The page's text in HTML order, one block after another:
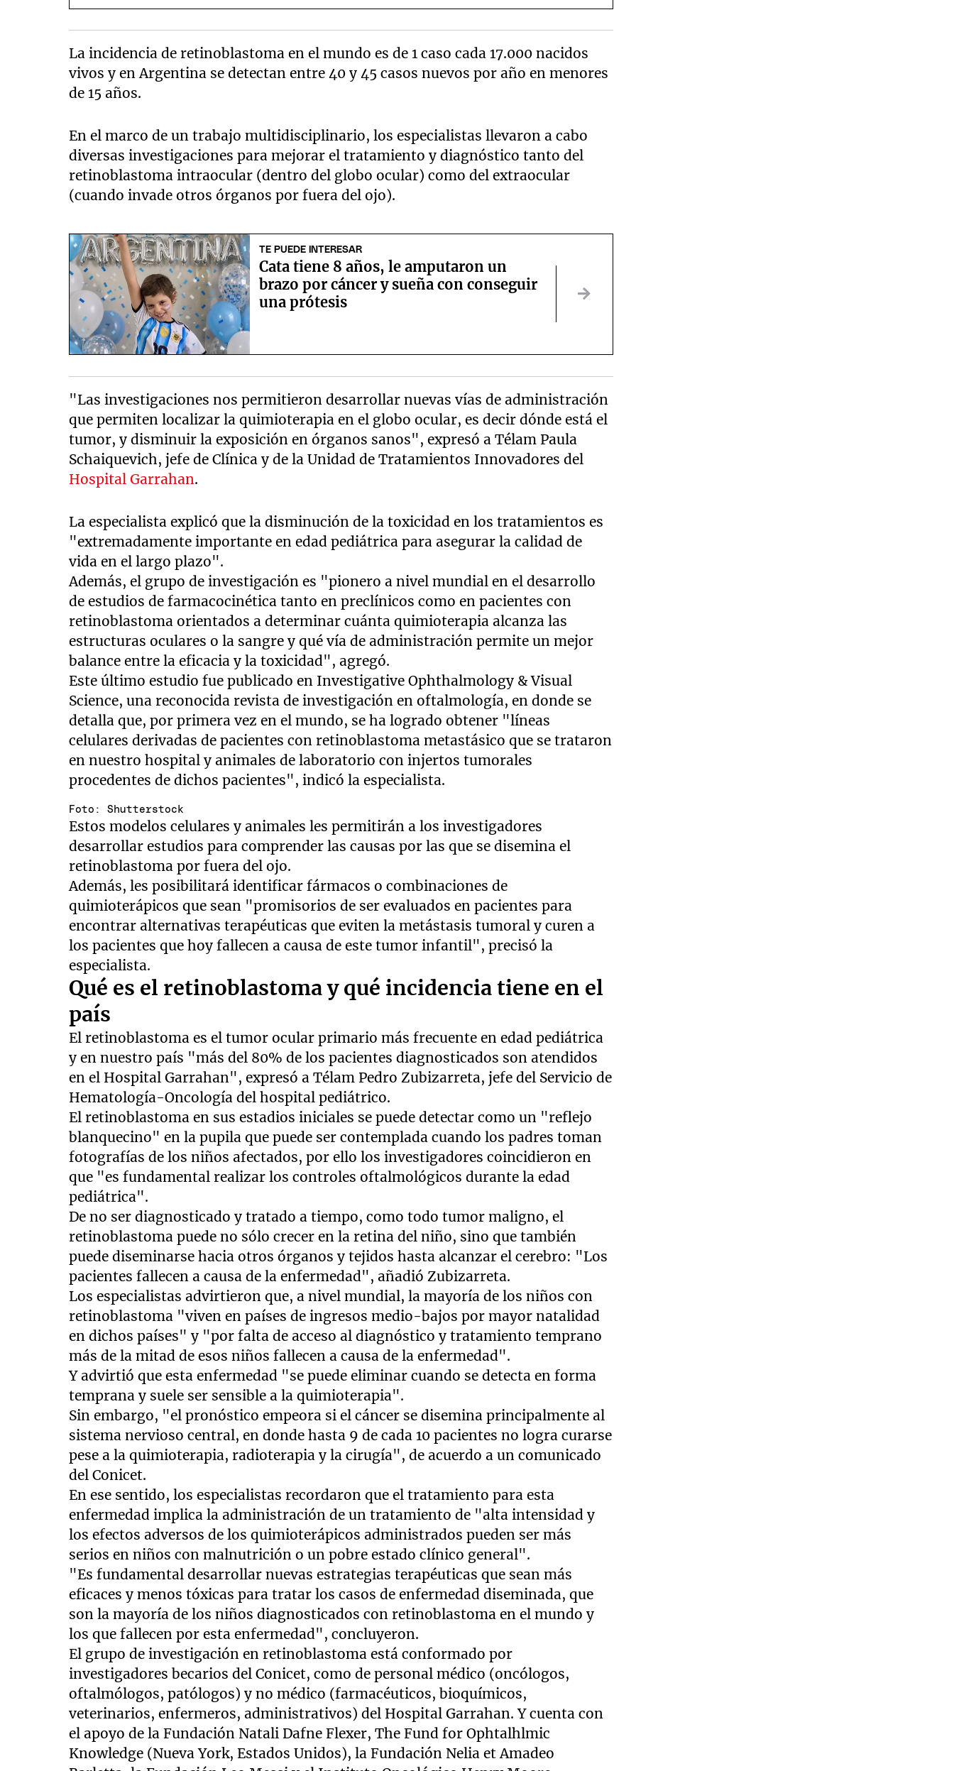
La incidencia de retinoblastoma en el mundo es de 1 caso cada 17.000 nacidos
vivos y en Argentina se detectan entre 40 y 45 casos nuevos por año en menores
de 15 años.
En el marco de un trabajo multidisciplinario, los especialistas llevaron a cabo
diversas investigaciones para mejorar el tratamiento y diagnóstico tanto del
retinoblastoma intraocular (dentro del globo ocular) como del extraocular
(cuando invade otros órganos por fuera del ojo).
TE PUEDE INTERESAR
Cata tiene 8 años, le amputaron un
brazo por cáncer y sueña con conseguir
una prótesis
"Las investigaciones nos permitieron desarrollar nuevas vías de administración
que permiten localizar la quimioterapia en el globo ocular, es decir dónde está el
tumor, y disminuir la exposición en órganos sanos", expresó a Télam Paula
Schaiquevich, jefe de Clínica y de la Unidad de Tratamientos Innovadores del
Hospital Garrahan.
La especialista explicó que la disminución de la toxicidad en los tratamientos es
"extremadamente importante en edad pediátrica para asegurar la calidad de
vida en el largo plazo".
Además, el grupo de investigación es "pionero a nivel mundial en el desarrollo
de estudios de farmacocinética tanto en preclínicos como en pacientes con
retinoblastoma orientados a determinar cuánta quimioterapia alcanza las
estructuras oculares o la sangre y qué vía de administración permite un mejor
balance entre la eficacia y la toxicidad", agregó.
Este último estudio fue publicado en Investigative Ophthalmology & Visual
Science, una reconocida revista de investigación en oftalmología, en donde se
detalla que, por primera vez en el mundo, se ha logrado obtener "líneas
celulares derivadas de pacientes con retinoblastoma metastásico que se trataron
en nuestro hospital y animales de laboratorio con injertos tumorales
procedentes de dichos pacientes", indicó la especialista.
Foto: Shutterstock
Estos modelos celulares y animales les permitirán a los investigadores
desarrollar estudios para comprender las causas por las que se disemina el
retinoblastoma por fuera del ojo.
Además, les posibilitará identificar fármacos o combinaciones de
quimioterápicos que sean "promisorios de ser evaluados en pacientes para
encontrar alternativas terapéuticas que eviten la metástasis tumoral y curen a
los pacientes que hoy fallecen a causa de este tumor infantil", precisó la
especialista.
Qué es el retinoblastoma y qué incidencia tiene en el
país
El retinoblastoma es el tumor ocular primario más frecuente en edad pediátrica
y en nuestro país "más del 80% de los pacientes diagnosticados son atendidos
en el Hospital Garrahan", expresó a Télam Pedro Zubizarreta, jefe del Servicio de
Hematología-Oncología del hospital pediátrico.
El retinoblastoma en sus estadios iniciales se puede detectar como un "reflejo
blanquecino" en la pupila que puede ser contemplada cuando los padres toman
fotografías de los niños afectados, por ello los investigadores coincidieron en
que "es fundamental realizar los controles oftalmológicos durante la edad
pediátrica".
De no ser diagnosticado y tratado a tiempo, como todo tumor maligno, el
retinoblastoma puede no sólo crecer en la retina del niño, sino que también
puede diseminarse hacia otros órganos y tejidos hasta alcanzar el cerebro: "Los
pacientes fallecen a causa de la enfermedad", añadió Zubizarreta.
Los especialistas advirtieron que, a nivel mundial, la mayoría de los niños con
retinoblastoma "viven en países de ingresos medio-bajos por mayor natalidad
en dichos países" y "por falta de acceso al diagnóstico y tratamiento temprano
más de la mitad de esos niños fallecen a causa de la enfermedad".
Y advirtió que esta enfermedad "se puede eliminar cuando se detecta en forma
temprana y suele ser sensible a la quimioterapia".
Sin embargo, "el pronóstico empeora si el cáncer se disemina principalmente al
sistema nervioso central, en donde hasta 9 de cada 10 pacientes no logra curarse
pese a la quimioterapia, radioterapia y la cirugía", de acuerdo a un comunicado
del Conicet.
En ese sentido, los especialistas recordaron que el tratamiento para esta
enfermedad implica la administración de un tratamiento de "alta intensidad y
los efectos adversos de los quimioterápicos administrados pueden ser más
serios en niños con malnutrición o un pobre estado clínico general".
"Es fundamental desarrollar nuevas estrategias terapéuticas que sean más
eficaces y menos tóxicas para tratar los casos de enfermedad diseminada, que
son la mayoría de los niños diagnosticados con retinoblastoma en el mundo y
los que fallecen por esta enfermedad", concluyeron.
El grupo de investigación en retinoblastoma está conformado por
investigadores becarios del Conicet, como de personal médico (oncólogos,
oftalmólogos, patólogos) y no médico (farmacéuticos, bioquímicos,
veterinarios, enfermeros, administrativos) del Hospital Garrahan. Y cuenta con
el apoyo de la Fundación Natali Dafne Flexer, The Fund for Ophtalhlmic
Knowledge (Nueva York, Estados Unidos), la Fundación Nelia et Amadeo